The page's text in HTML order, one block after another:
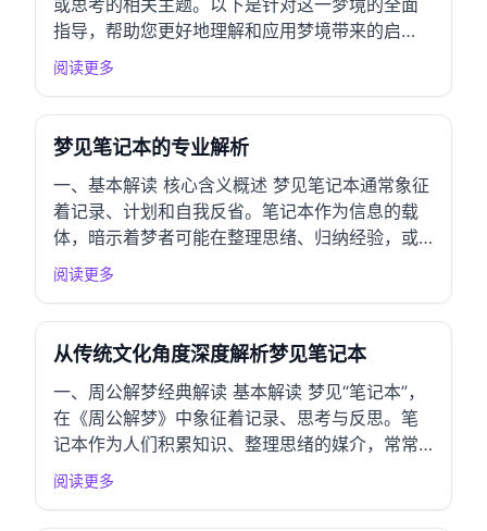
或思考的相关主题。以下是针对这一梦境的全面
指导，帮助您更好地理解和应用梦境带来的启
示。 一、情绪应对指南 常见情绪反应 梦见笔记
忧）、怀念（对过去经历的回忆）或兴奋（对未
来计划的期待）。这些情绪常源于对生活中某些
事...
阅读更多
梦见笔记本的专业解析
一、基本解读 核心含义概述 梦见笔记本通常象征
着记录、计划和自我反省。笔记本作为信息的载
体，暗示着梦者可能在整理思绪、归纳经验，或
是对未来进行规划。它也可能反映出梦者对生活
们关注内心的想法，审视自己的生活轨迹。 情感
指标 吉凶指数：★ ★ ★ ★ ☆（4星）...
阅读更多
从传统文化角度深度解析梦见笔记本
一、周公解梦经典解读 基本解读 梦见“笔记本”，
在《周公解梦》中象征着记录、思考与反思。笔
记本作为人们积累知识、整理思绪的媒介，常常
代表着梦者在现实生活中对事物的整理与归纳。
新审视的事情。 吉凶预示 在传统解梦中，梦见笔
阅读更多